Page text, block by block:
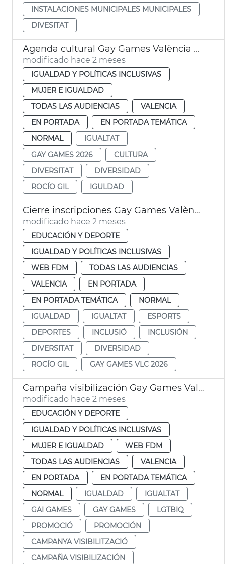
INSTALACIONES MUNICIPALES MUNICIPALES
DIVESITAT
Agenda cultural Gay Games València 2026
modificado hace 2 meses
IGUALDAD Y POLÍTICAS INCLUSIVAS
MUJER E IGUALDAD
TODAS LAS AUDIENCIAS
VALENCIA
EN PORTADA
EN PORTADA TEMÁTICA
NORMAL
IGUALTAT
GAY GAMES 2026
CULTURA
DIVERSITAT
DIVERSIDAD
ROCÍO GIL
IGULDAD
Cierre inscripciones Gay Games València 2026
modificado hace 2 meses
EDUCACIÓN Y DEPORTE
IGUALDAD Y POLÍTICAS INCLUSIVAS
WEB FDM
TODAS LAS AUDIENCIAS
VALENCIA
EN PORTADA
EN PORTADA TEMÁTICA
NORMAL
IGUALDAD
IGUALTAT
ESPORTS
DEPORTES
INCLUSIÓ
INCLUSIÓN
DIVERSITAT
DIVERSIDAD
ROCÍO GIL
GAY GAMES VLC 2026
Campaña visibilización Gay Games València
modificado hace 2 meses
EDUCACIÓN Y DEPORTE
IGUALDAD Y POLÍTICAS INCLUSIVAS
MUJER E IGUALDAD
WEB FDM
TODAS LAS AUDIENCIAS
VALENCIA
EN PORTADA
EN PORTADA TEMÁTICA
NORMAL
IGUALDAD
IGUALTAT
GAI GAMES
GAY GAMES
LGTBIQ
PROMOCIÓ
PROMOCIÓN
CAMPANYA VISIBILITZACIÓ
CAMPAÑA VISIBILIZACIÓN